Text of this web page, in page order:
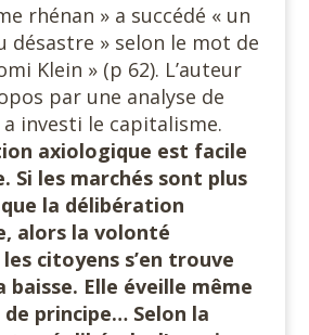
rhénan » a succédé « un
désastre » selon le mot de
Klein » (p 62). L’auteur
par une analyse de
a investi le capitalisme.
axiologique est facile
Si les marchés sont plus
la délibération
alors la volonté
citoyens s’en trouve
baisse. Elle éveille même
principe… Selon la